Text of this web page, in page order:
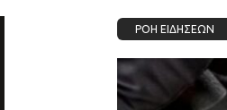
ΡΟΗ ΕΙΔΗΣΕΩΝ